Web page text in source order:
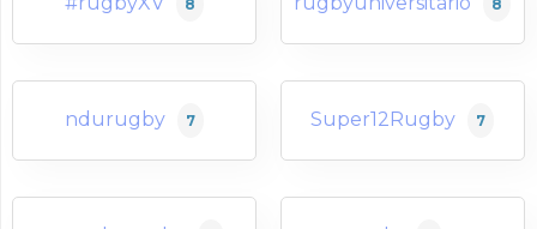
8 8
ndurugby 7 Super12Rugby 7